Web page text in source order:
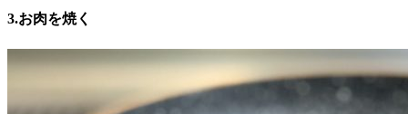
3.お肉を焼く